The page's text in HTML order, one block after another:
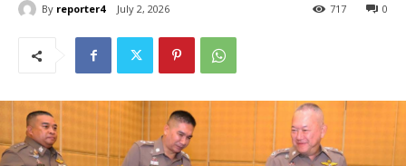
By reporter4 July 2, 2026 0
717